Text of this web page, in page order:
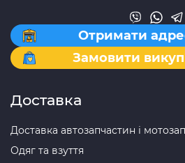
Отримати
Замовити викуп
Доставка
Доставка автозапчастин і
Одяг та взуття